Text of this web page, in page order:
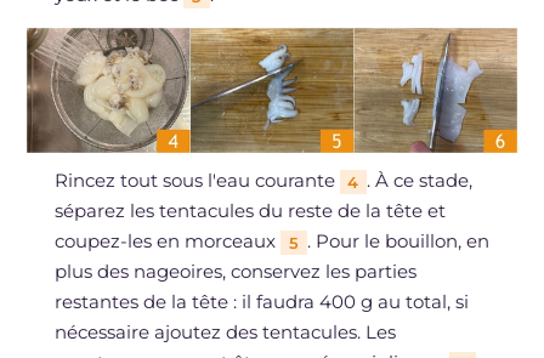
Rincez tout sous l'eau courante 4 . À ce stade,
séparez les tentacules du reste de la tête et
coupez-les en morceaux
5 . Pour le bouillon, en
plus des nageoires, conservez les parties
restantes de la tête : il faudra 400 g au total, si
nécessaire ajoutez des tentacules. Les